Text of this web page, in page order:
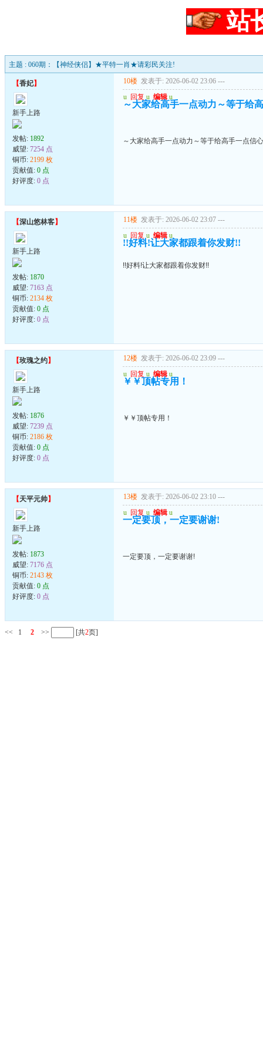
站
主题 : 060期：【神经侠侣】★平特一肖★请彩民关注!
【香妃】
新手上路
发帖: 1892
威望: 7254 点
铜币: 2199 枚
贡献值: 0 点
好评度: 0 点
10楼 发表于: 2026-06-02 23:06 ---
u 回复 u 编辑 u
～大家给高手一点动力～等于给
～大家给高手一点动力～等于给高手一点信
【深山悠林客】
新手上路
发帖: 1870
威望: 7163 点
铜币: 2134 枚
贡献值: 0 点
好评度: 0 点
11楼 发表于: 2026-06-02 23:07 ---
u 回复 u 编辑 u
!!好料!让大家都跟着你发财!!
!!好料!让大家都跟着你发财!!
【玫瑰之约】
新手上路
发帖: 1876
威望: 7239 点
铜币: 2186 枚
贡献值: 0 点
好评度: 0 点
12楼 发表于: 2026-06-02 23:09 ---
u 回复 u 编辑 u
￥￥顶帖专用！
￥￥顶帖专用！
【天平元帅】
新手上路
发帖: 1873
威望: 7176 点
铜币: 2143 枚
贡献值: 0 点
好评度: 0 点
13楼 发表于: 2026-06-02 23:10 ---
u 回复 u 编辑 u
一定要顶，一定要谢谢!
一定要顶，一定要谢谢!
<< 1 2 >> [共2页]